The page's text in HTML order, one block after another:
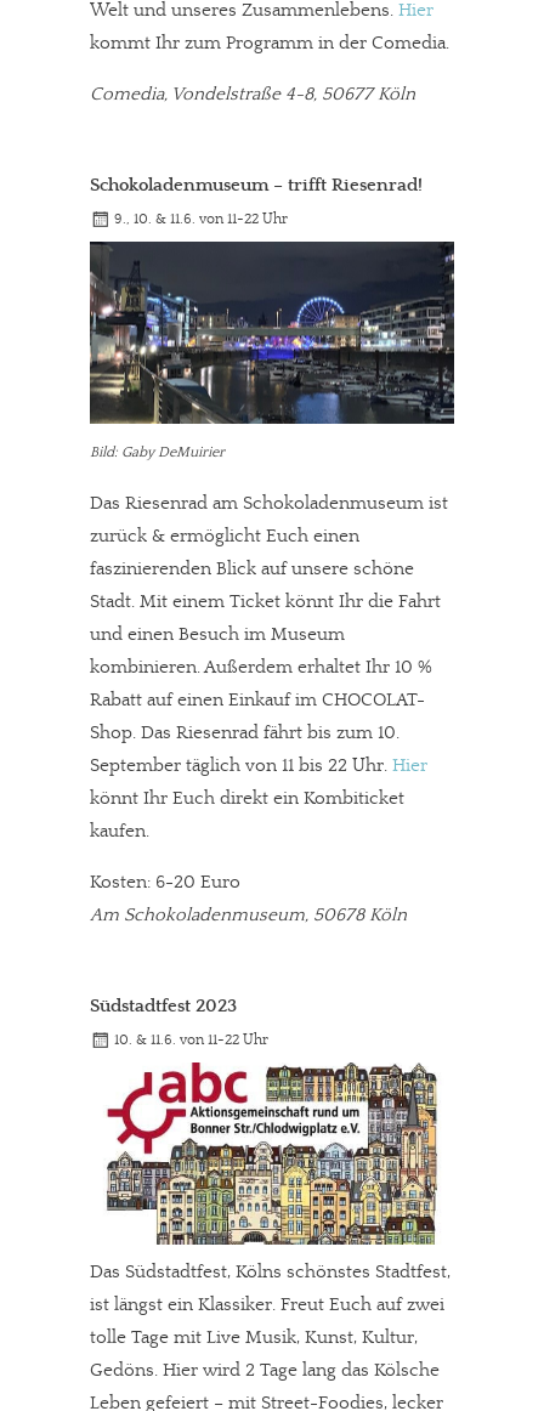
Welt und unseres Zusammenlebens. Hier
kommt Ihr zum Programm in der Comedia.
Comedia, Vondelstraße 4-8, 50677 Köln
Schokoladenmuseum – trifft Riesenrad!
9., 10. & 11.6. von 11-22 Uhr
Bild: Gaby DeMuirier
Das Riesenrad am Schokoladenmuseum ist
zurück & ermöglicht Euch einen
faszinierenden Blick auf unsere schöne
Stadt. Mit einem Ticket könnt Ihr die Fahrt
und einen Besuch im Museum
kombinieren. Außerdem erhaltet Ihr 10 %
Rabatt auf einen Einkauf im CHOCOLAT-
Shop. Das Riesenrad fährt bis zum 10.
September täglich von 11 bis 22 Uhr. Hier
könnt Ihr Euch direkt ein Kombiticket
kaufen.
Kosten: 6-20 Euro
Am Schokoladenmuseum, 50678 Köln
Südstadtfest 2023
10. & 11.6. von 11-22 Uhr
Das Südstadtfest, Kölns schönstes Stadtfest,
ist längst ein Klassiker. Freut Euch auf zwei
tolle Tage mit Live Musik, Kunst, Kultur,
Gedöns. Hier wird 2 Tage lang das Kölsche
Leben gefeiert – mit Street-Foodies, lecker